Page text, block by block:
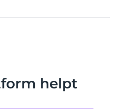
helpt